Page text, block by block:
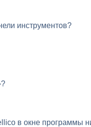
инструментов?
в окне программы